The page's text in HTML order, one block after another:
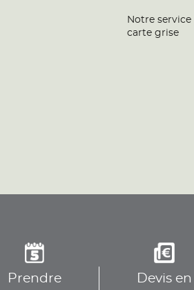
Notre service
carte grise
Prendre Devis en